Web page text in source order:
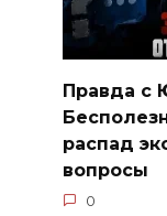
Правда с
распад
вопросы
0